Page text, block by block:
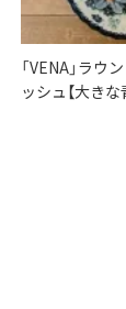
「VENA」ラウ
ッシュ【大きな